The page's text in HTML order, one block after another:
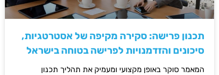
תכנון פרישה: סקירה מקיפה של אסטרטגיות,
סיכונים והזדמנויות לפרישה בטוחה בישראל
המאמר סוקר באופן מקצועי ומעמיק את תהליך תכנון